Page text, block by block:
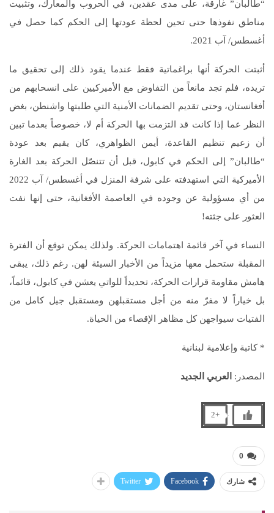
“طالبان” غارقة، على مدى عقدين، في الحروب والمعارك، وتثبيت
مناطق نفوذها حتى تحين لحظة عودتها إلى الحكم كما حصل في
أغسطس/ آب 2021.
أثبتت الحركة أنها براغماتية فقط عندما يقود ذلك إلى تحقيق ما
تريده، فلم تجد مانعاً من التفاوض مع الأميركيين على انسحابهم من
أفغانستان، وحتى تقديم الضمانات الأمنية التي طلبتها واشنطن، بغض
النظر عما إذا كانت قد التزمت بها الحركة أم لا، خصوصاً بعدما تبين
أن زعيم تنظيم القاعدة، أيمن الظواهري، كان يقيم بعد عودة
“طالبان” إلى الحكم في كابول، قبل أن تتنصّل الحركة بعد الغارة
الأميركية التي استهدفته على شرفة المنزل في أغسطس/ آب 2022
من أي مسؤولية عن وجوده في العاصمة الأفغانية، حتى إنها نفت
العثور على جثته!
النساء في آخر قائمة اهتمامات الحركة. ولذلك يمكن توقع أن الفترة
المقبلة ستحمل معها مزيداً من الأخبار السيئة لهن. رغم ذلك، يبقى
هامش مقاومة قرارات الحركة، تحديداً للواتي يعشن في كابول، قائماً،
بل خياراً لا مفرّ منه من أجل مستقبلهن ومستقبل جيل كامل من
الفتيات سيواجهن كل مظاهر الإقصاء من الحياة.
* كاتبة وإعلامية لبنانية
المصدر: العربي الجديد
+2
0
شارك Facebook
Twitter